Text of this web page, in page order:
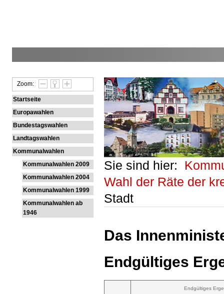
Zoom:
Startseite
Europawahlen
Bundestagswahlen
Landtagswahlen
Kommunalwahlen
Kommunalwahlen 2009
Kommunalwahlen 2004
Kommunalwahlen 1999
Kommunalwahlen ab
1946
Sie sind hier:
Wahl der Räte der
Stadt
Das
Endgültiges
Endgültiges